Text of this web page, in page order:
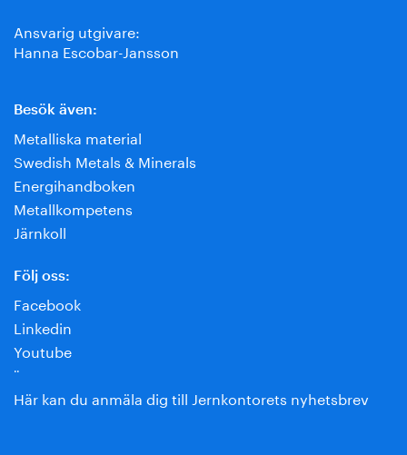
Ansvarig utgivare:
Hanna Escobar-Jansson
Besök även:
Metalliska material
Swedish Metals & Minerals
Energihandboken
Metallkompetens
Järnkoll
Följ oss:
Facebook
Linkedin
Youtube
¨
Här kan du anmäla dig till Jernkontorets nyhetsbrev